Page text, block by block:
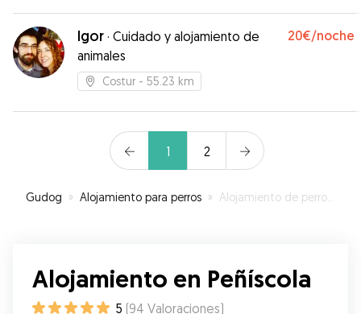
como a uno más de la familia. Es mi sitio de
confianza para las futuras ocasiones en las que
necesite dejar a Togo sabiendo que estará en
buenas manos y disfrutará del espacio de su
casa y amplio jardín junto con la compañía de
No le doy más estrellas porque no se puede,
pero la experiencia ha sido de 10!!
Igor · Cuidado y alojamiento de
animales
20€/noche
Costur - 55.23 km
1 2
Gudog » Alojamiento para perros » Alojamiento de perros en Peñíscola
Alojamiento en Peñíscola
5 (94 Valoraciones)